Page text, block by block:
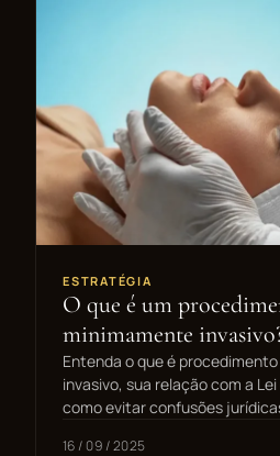
ESTRATÉGIA
O que é um
minimamente
Entenda o que é
invasivo, sua relação com a
como evitar confusões
16 / 09 / 2025